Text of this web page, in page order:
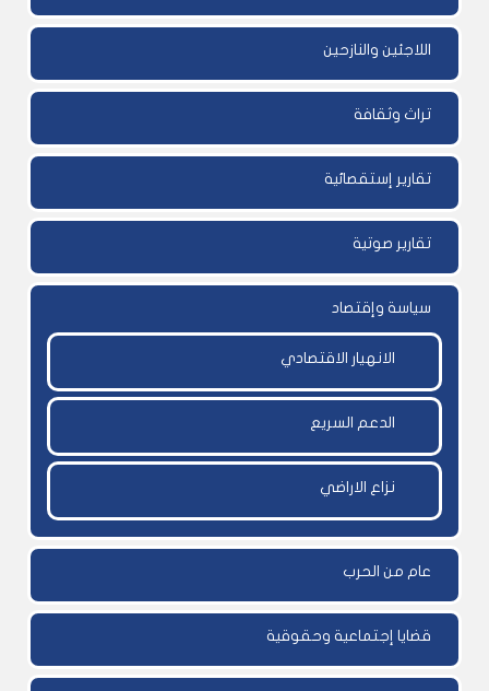
اللاجئين والنازحين
تراث وثقافة
تقارير إستقصائية
تقارير صوتية
سياسة وإقتصاد
الانهيار الاقتصادي
الدعم السريع
نزاع الاراضي
عام من الحرب
قضايا إجتماعية وحقوقية